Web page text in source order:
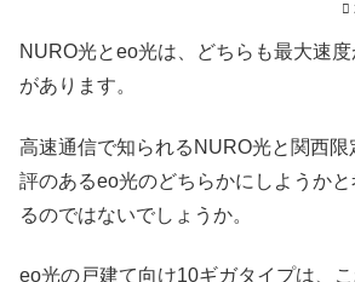
NURO光とeo光は、どちらも最大速
があります。
高速通信で知られるNURO光と関西
評のあるeo光のどちらかにしようか
るのではないでしょうか。
eo光の戸建て向け10ギガタイプは、